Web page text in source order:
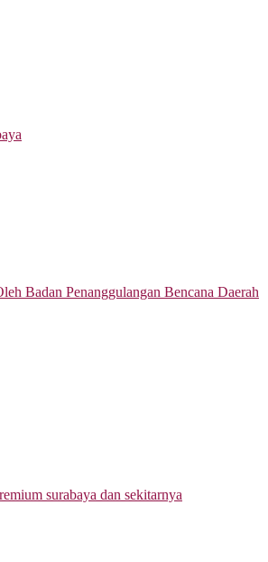
Badan Penanggulangan Bencana Daerah
surabaya dan sekitarnya